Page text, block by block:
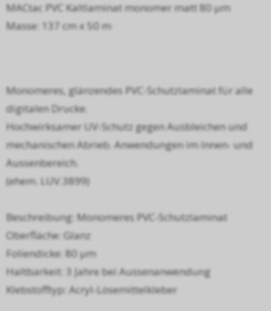
MACtac PVC Kaltlaminat monomer matt 80 µm
Masse: 137 cm x 50 m
Monomeres, glänzendes PVC-Schutzlaminat für alle
digitalen Drucke.
Hochwirksamer UV-Schutz gegen Ausbleichen und
mechanischen Abrieb. Anwendungen im Innen- und
Aussenbereich.
(ehem. LUV.3899)
Beschreibung: Monomeres PVC-Schutzlaminat
Oberfläche: Glanz
Foliendicke: 80 µm
Haltbarkeit: 3 Jahre bei Aussenanwendung
Klebstofftyp: Acryl-Lösemittelkleber